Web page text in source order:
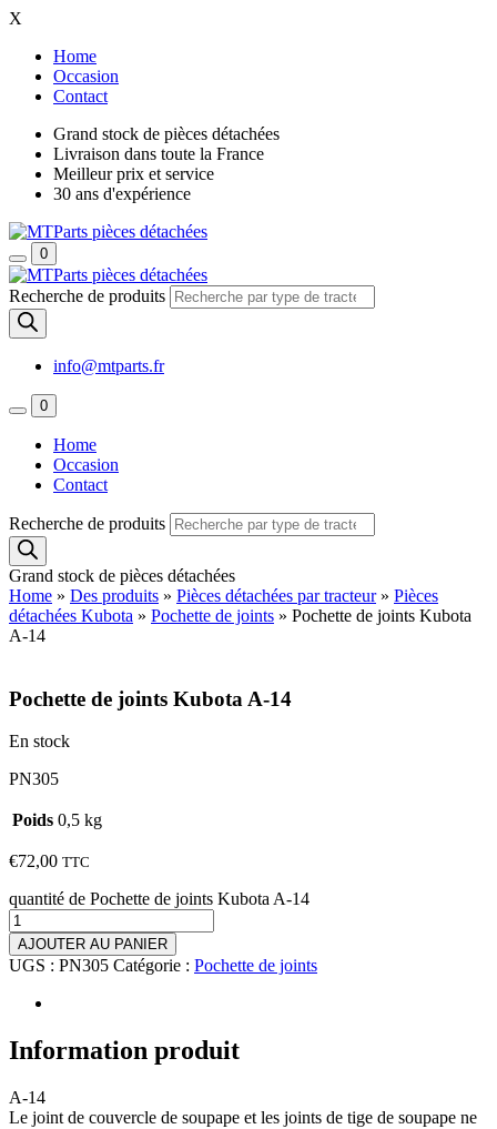
X
Home
Occasion
Contact
Grand stock de pièces détachées
Livraison dans toute la France
Meilleur prix et service
30 ans d'expérience
0
Recherche de produits
info@mtparts.fr
0
Home
Occasion
Contact
Recherche de produits
Grand stock de pièces détachées
Home » Des produits » Pièces détachées par tracteur» Pièces
détachées Kubota » Pochette de joints » Pochette de joints Kubota
A-14
Pochette de joints Kubota A-14
En stock
PN305
Poids 0,5 kg
€72,00 TTC
quantité de Pochette de joints Kubota A-14
AJOUTER AU PANIER
UGS : PN305 Catégorie : Pochette de joints
Information produit
A-14
Le joint de couvercle de soupape et les joints de tige de soupape ne